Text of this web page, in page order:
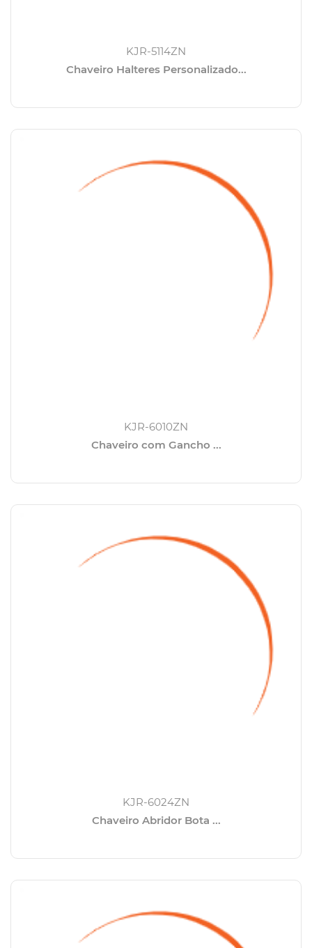
KJR-5114ZN
Chaveiro Halteres Personalizado...
KJR-6010ZN
Chaveiro com Gancho ...
KJR-6024ZN
Chaveiro Abridor Bota ...